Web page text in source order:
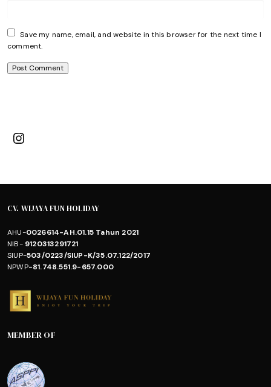
Save my name, email, and website in this browser for the next time I
comment.
Instagram
CV. WIJAYA FUN HOLIDAY
AHU-0026614-AH.01.15 Tahun 2021
NIB-9120313291721
SIUP-503/0223/SIUP-K/35.07.122/2017
NPWP-81.748.551.9-657.000
MEMBER OF